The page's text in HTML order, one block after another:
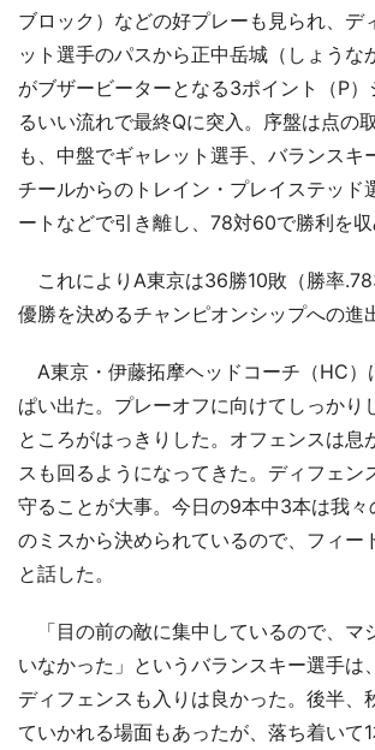
ブロック）などの好プレーも見られ、デ
ット選手のパスから正中岳城（しょうな
がブザービーターとなる3ポイント（P
るいい流れで最終Qに突入。序盤は点の
も、中盤でギャレット選手、バランスキ
チールからのトレイン・プレイステッド
ートなどで引き離し、78対60で勝利を収
これによりA東京は36勝10敗（勝率
優勝を決めるチャンピオンシップへの進
A東京・伊藤拓摩ヘッドコーチ（HC）
ぱい出た。プレーオフに向けてしっかり
ところがはっきりした。オフェンスは息
スも回るようになってきた。ディフェン
守ることが大事。今日の9本中3本は我々
のミスから決められているので、フィー
と話した。
「目の前の敵に集中しているので、マ
いなかった」というバランスキー選手は
ディフェンスも入りは良かった。後半、
ていかれる場面もあったが、落ち着いて